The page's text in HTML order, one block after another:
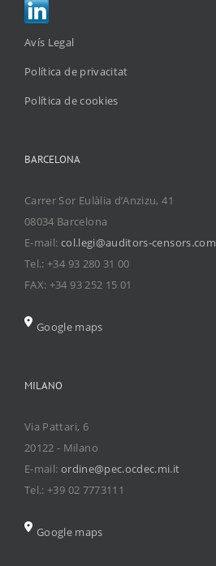
Avís Legal
Política de privacitat
Política de cookies
BARCELONA
Carrer Sor Eulàlia d’Anzizu, 41
08034 Barcelona
E-mail: col.legi@auditors-censors.com
Tel.: +34 93 280 31 00
FAX: +34 93 252 15 01
Google maps
MILANO
Via Pattari, 6
20122 - Milano
E-mail: ordine@pec.ocdec.mi.it
Tel.: +39 02 7773111
Google maps